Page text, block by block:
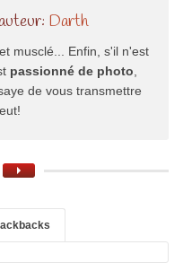
Darth
musclé... Enfin, s'il n'est
passionné de photo
de vous transmettre